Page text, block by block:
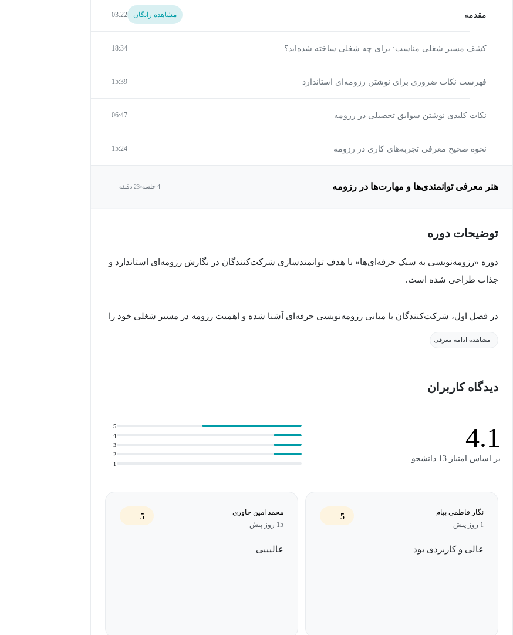
مقدمه مشاهده رایگان 03:22
کشف مسیر شغلی مناسب: برای چه شغلی ساخته شده‌اید؟ 18:34
فهرست نکات ضروری برای نوشتن رزومه‌ای استاندارد 15:39
نکات کلیدی نوشتن سوابق تحصیلی در رزومه 06:47
نحوه صحیح معرفی تجربه‌های کاری در رزومه 15:24
هنر معرفی توانمندی‌ها و مهارت‌ها در رزومه 4 جلسه 23 دقیقه
توضیحات دوره
دوره «رزومه‌نویسی به سبک حرفه‌ای‌ها» با هدف توانمندسازی شرکت‌کنندگان در نگارش رزومه‌ای استاندارد و
جذاب طراحی شده است.
در فصل اول، شرکت‌کنندگان با مبانی رزومه‌نویسی حرفه‌ای آشنا شده و اهمیت رزومه در مسیر شغلی خود را
سوابق تحصیلی و شغلی به صورت جذاب و تاثیرگذار ارائه شوند. در فصل دوم، اصول نگارش توانمندی‌ها و
مهارت‌ها در رزومه مورد بررسی قرار می‌گیرد و سوابق علمی، پژوهشی و دوره‌های آموزشی به منظور تکمیل
رزومه بررسی می‌شوند.
را به‌طور واضح نشان دهند و نکات پایانی در نگارش رزومه ارائه می‌شود تا افراد آماده تدوین رزومه‌ای حرفه‌ای
باشند. شرکت‌کنندگان پس از پایان دوره قادر خواهند بود رزومه‌ای جامع، منسجم و متناسب با نیاز بازار کار
طراحی کنند که فرصت‌های شغلی آن‌ها را تقویت کرده و اعتمادبه‌نفس آن‌ها را در فرآیند استخدام افزایش
مشاهده ادامه معرفی
دیدگاه کاربران
4.1
بر اساس امتیاز 13 دانشجو
1
2
3
4
5
نگار فاطمی پیام
1 روز پیش
5
عالی و کاربردی بود
محمد امین جاوری
15 روز پیش
5
عالیییی